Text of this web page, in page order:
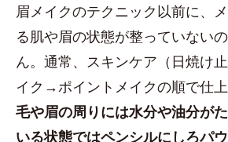
眉メイクのテクニック以前に、
る肌や眉の状態が整っていない
ん。通常、スキンケア（日焼け
イク→ポイントメイクの順で仕
毛や眉の周りには水分や油分が
いる状態ではペンシルにしろパ